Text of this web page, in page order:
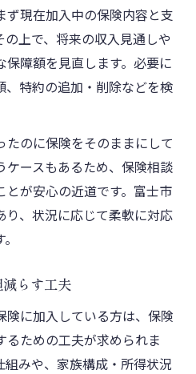
ず現在加入中の保険内容と支
上で、将来の収入見通しや
障額を見直します。必要に
、特約の追加・削除などを検
のに保険をそのままにして
ケースもあるため、保険相談
が安心の近道です。富士市
り、状況に応じて柔軟に対応
らす工夫
に加入している方は、保険
ための工夫が求められま
みや、家族構成・所得状況